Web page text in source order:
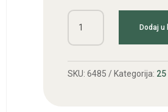
Kl.remen
25x3300
količina
Dodaj u
SKU: 6485 Kategorija: 25